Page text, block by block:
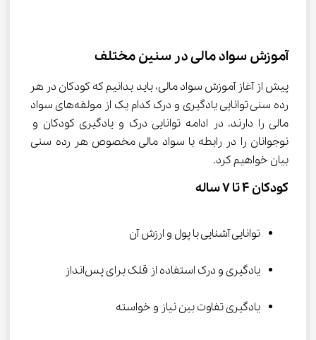
آموزش سواد مالی در سنین مختلف
پیش از آغاز آموزش سواد مالی، باید بدانیم که کودکان در هر
رده سنی توانایی یادگیری و درک کدام یک از مولفه‌های سواد
مالی را دارند. در ادامه توانایی درک و یادگیری کودکان و
نوجوانان را در رابطه با سواد مالی مخصوص هر رده سنی
بیان خواهیم کرد.
کودکان ۴ تا ۷ ساله
توانایی آشنایی با پول و ارزش آن
یادگیری و درک استفاده از قلک برای پس‌انداز
یادگیری تفاوت بین نیاز و خواسته